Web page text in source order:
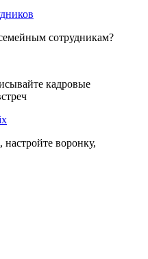
сотрудникам?
кадровые
воронку,